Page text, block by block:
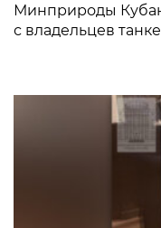
Минприроды
с владельцев